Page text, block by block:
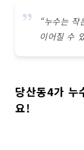
“누수는 작
이어질 수
당산동4가 누
요!